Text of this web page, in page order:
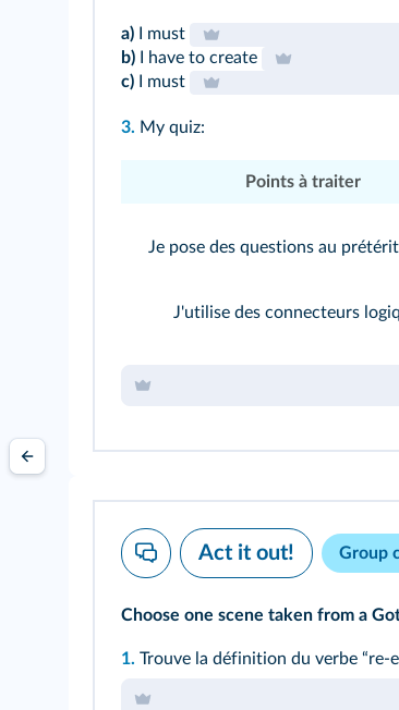
a) I must
b) I have to create
c) I must
3. My quiz:
Points à traiter
Je pose des questions au
J'utilise des connecteurs
Act it out! Group
Choose one scene taken from a
1. Trouve la définition du verbe “re-